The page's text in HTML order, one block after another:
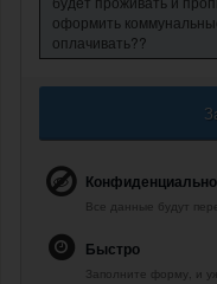
оформить
оплачивать??
Конфиденциально
Все данные будут
Быстро
Заполните форму, и